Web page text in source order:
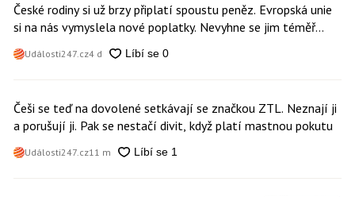
České rodiny si už brzy připlatí spoustu peněz. Evropská unie
si na nás vymyslela nové poplatky. Nevyhne se jim téměř
Události247.cz4 d
Češi se teď na dovolené setkávají se značkou ZTL. Neznají ji
a porušují ji. Pak se nestačí divit, když platí mastnou pokutu
Události247.cz11 m